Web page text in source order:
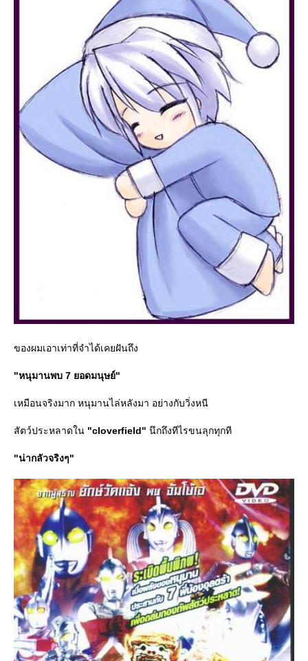
ของผมเอาเท่าที่จำได้เคยฝันถึง
"หนุมานพบ 7 ยอดมนุษย์"
เหมือนจริงมาก หนุมานไล่หลังมา อย่างกับวิ่งหนี
สัตว์ประหลาดใน "cloverfield" นึกถึงทีไรขนลุกทุกที
"น่ากลัวจริงๆ"